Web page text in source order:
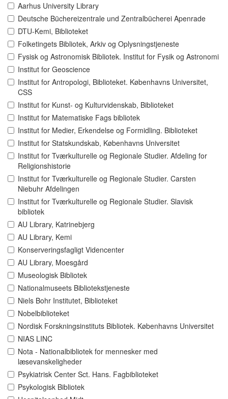
Aarhus University Library
Deutsche Büchereizentrale und Zentralbücherei Apenrade
DTU-Kemi, Biblioteket
Folketingets Bibliotek, Arkiv og Oplysningstjeneste
Fysisk og Astronomisk Bibliotek. Institut for Fysik og Astronomi
Institut for Geoscience
Institut for Antropologi, Biblioteket. Københavns Universitet,
CSS
Institut for Kunst- og Kulturvidenskab, Biblioteket
Institut for Matematiske Fags bibliotek
Institut for Medier, Erkendelse og Formidling. Biblioteket
Institut for Statskundskab, Københavns Universitet
Institut for Tværkulturelle og Regionale Studier. Afdeling for
Religionshistorie
Institut for Tværkulturelle og Regionale Studier. Carsten
Niebuhr Afdelingen
Institut for Tværkulturelle og Regionale Studier. Slavisk
bibliotek
AU Library, Katrinebjerg
AU Library, Kemi
Konserveringsfagligt Videncenter
AU Library, Moesgård
Museologisk Bibliotek
Nationalmuseets Bibliotekstjeneste
Niels Bohr Institutet, Biblioteket
Nobelbiblioteket
Nordisk Forskningsinstituts Bibliotek. Københavns Universitet
NIAS LINC
Nota - Nationalbibliotek for mennesker med
læsevanskeligheder
Psykiatrisk Center Sct. Hans. Fagbiblioteket
Psykologisk Bibliotek